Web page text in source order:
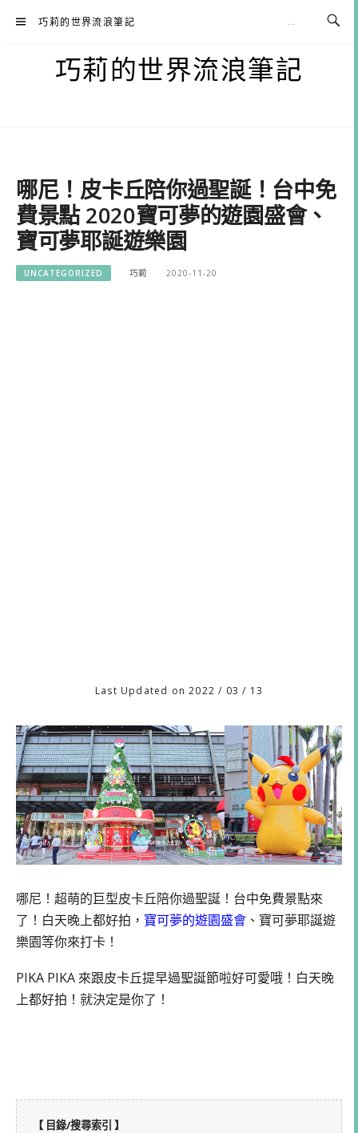
巧莉的世界流浪筆記
巧莉的世界流浪筆記
哪尼！皮卡丘陪你過聖誕！台中免
費景點 2020寶可夢的遊園盛會、
寶可夢耶誕遊樂園
UNCATEGORIZED 巧莉 2020-11-20
Last Updated on 2022 / 03 / 13
哪尼！超萌的巨型皮卡丘陪你過聖誕！台中免費景點來
了！白天晚上都好拍， 寶可夢的遊園盛會 、寶可夢耶誕遊
樂園等你來打卡！
PIKA PIKA 來跟皮卡丘提早過聖誕節啦好可愛哦！白天晚
上都好拍！就決定是你了！
【 目錄/搜尋索引 】